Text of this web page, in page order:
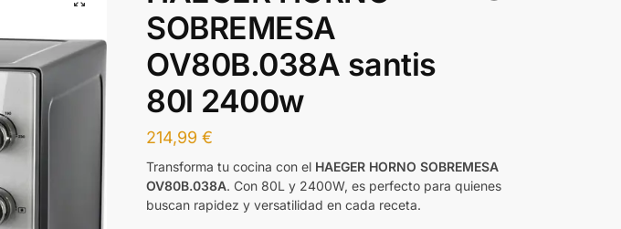
SOBREMESA
OV80B.038A santis
80l 2400w
214,99€
Transforma tu cocina con el HAEGER HORNO SOBREMESA
OV80B.038A. Con 80L y 2400W, es perfecto para quienes
buscan rapidez y versatilidad en cada receta.